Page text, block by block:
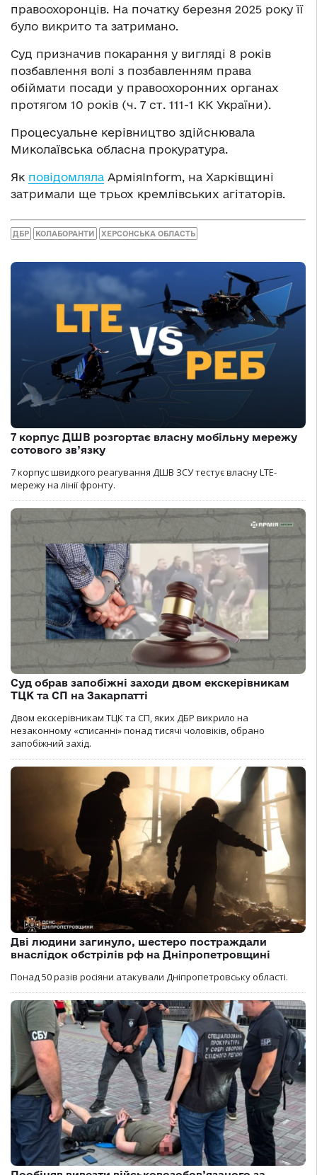
правоохоронців. На початку березня 2025 року її
було викрито та затримано.
Суд призначив покарання у вигляді 8 років
позбавлення волі з позбавленням права
обіймати посади у правоохоронних органах
протягом 10 років (ч. 7 ст. 111-1 КК України).
Процесуальне керівництво здійснювала
Миколаївська обласна прокуратура.
Як повідомляла АрміяInform, на Харківщині
затримали ще трьох кремлівських агітаторів.
ДБР КОЛАБОРАНТИ ХЕРСОНСЬКА ОБЛАСТЬ
7 корпус ДШВ розгортає власну мобільну мережу
сотового зв’язку
7 корпус швидкого реагування ДШВ ЗСУ тестує власну LTE-
мережу на лінії фронту.
Суд обрав запобіжні заходи двом екскерівникам
ТЦК та СП на Закарпатті
Двом екскерівникам ТЦК та СП, яких ДБР викрило на
незаконному «списанні» понад тисячі чоловіків, обрано
запобіжний захід.
Дві людини загинуло, шестеро постраждали
внаслідок обстрілів рф на Дніпропетровщині
Понад 50 разів росіяни атакували Дніпропетровську області.